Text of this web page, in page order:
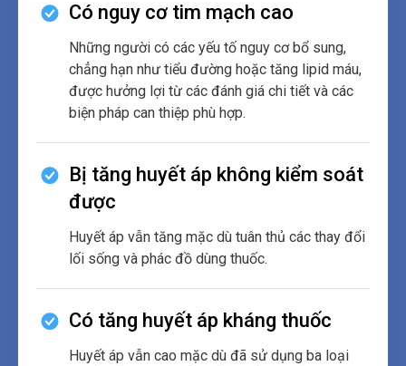
Có nguy cơ tim mạch cao
Những người có các yếu tố nguy cơ bổ sung,
chẳng hạn như tiểu đường hoặc tăng lipid máu,
được hưởng lợi từ các đánh giá chi tiết và các
biện pháp can thiệp phù hợp.
Bị tăng huyết áp không kiểm soát
được
Huyết áp vẫn tăng mặc dù tuân thủ các thay đổi
lối sống và phác đồ dùng thuốc.
Có tăng huyết áp kháng thuốc
Huyết áp vẫn cao mặc dù đã sử dụng ba loại